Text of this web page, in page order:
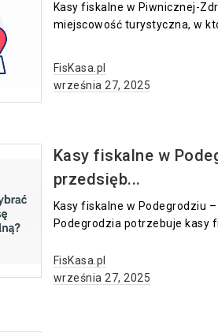
Kasy fiskalne w Piwnicznej-
miejscowość turystyczna, w
FisKasa.pl
września 27, 2025
Kasy fiskalne w
przedsięb...
Kasy fiskalne w Podegrodziu
Podegrodzia potrzebuje kasy
FisKasa.pl
września 27, 2025